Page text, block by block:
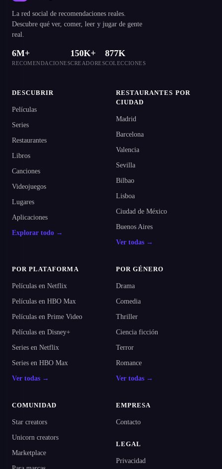
La red social de recomendaciones reales.
Descubre qué ver, comer, leer y jugar de gente
real.
6M+
RECOMENDACIONES
150K+
CREADORES
877K
COLECCIONES
DESCUBRIR
Películas
Series
Restaurantes
Libros
Canciones
Videojuegos
Lugares
Aplicaciones
Explorar todo →
RESTAURANTES POR
CIUDAD
Madrid
Barcelona
Valencia
Sevilla
Bilbao
Lisboa
Ciudad de México
Buenos Aires
Ver todas →
POR PLATAFORMA
Películas en Netflix
Películas en HBO Max
Películas en Prime Video
Películas en Disney+
Series en Netflix
Series en HBO Max
Ver todas →
POR GÉNERO
Drama
Comedia
Thriller
Ciencia ficción
Terror
Romance
Ver todas →
COMUNIDAD
Star creators
Unicorn creators
Marketplace
EMPRESA
Contacto
LEGAL
Privacidad